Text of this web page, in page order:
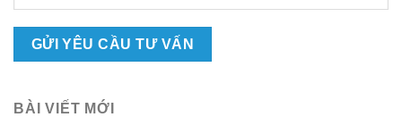
BÀI VIẾT MỚI